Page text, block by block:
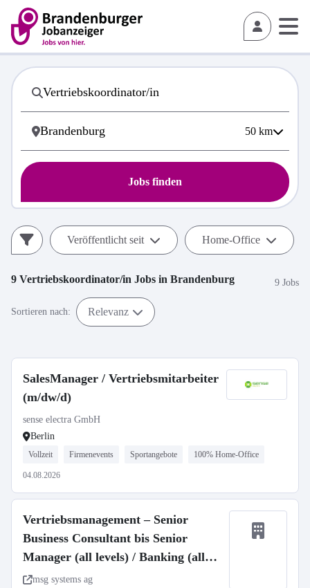
50 km
Jobs finden
Veröffentlicht seit Home-Office
9 Vertriebskoordinator/in Jobs in Brandenburg 9 Jobs
Sortieren nach: Relevanz
SalesManager / Vertriebsmitarbeiter
(m/dw/d)
sense electra GmbH
Berlin
Vollzeit Firmenevents Sportangebote 100% Home-Office
04.08.2026
Vertriebsmanagement – Senior
Business Consultant bis Senior
Manager (all levels) / Banking (all
genders)
msg systems ag